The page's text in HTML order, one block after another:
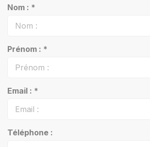
Nom : *
Prénom : *
Email : *
Téléphone :